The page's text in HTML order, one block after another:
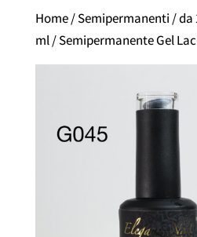
Home/Semipermanenti /da
ml/ Semipermanente Gel